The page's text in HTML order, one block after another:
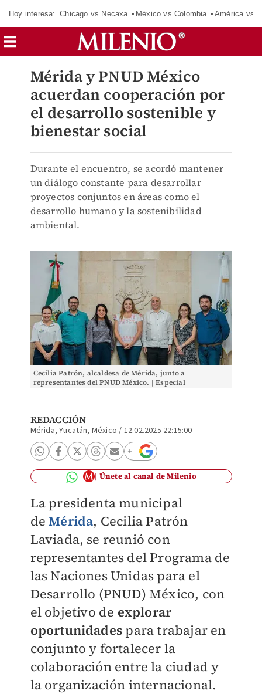
Hoy interesa: Chicago vs Necaxa México vs Colombia América vs
Mérida y PNUD México
acuerdan cooperación por
el desarrollo sostenible y
bienestar social
Durante el encuentro, se acordó mantener
un diálogo constante para desarrollar
proyectos conjuntos en áreas como el
desarrollo humano y la sostenibilidad
ambiental.
Cecilia Patrón, alcaldesa de Mérida, junto a
representantes del PNUD México. | Especial
REDACCIÓN
Mérida, Yucatán, México / 12.02.2025 22:15:00
Únete al canal de Milenio
La presidenta municipal
de Mérida, Cecilia Patrón
Laviada, se reunió con
representantes del Programa de
las Naciones Unidas para el
Desarrollo (PNUD) México, con
el objetivo de explorar
oportunidades para trabajar en
conjunto y fortalecer la
colaboración entre la ciudad y
la organización internacional.